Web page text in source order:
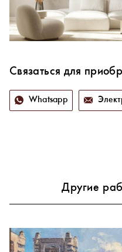
Связаться для
Whatsapp
Другие